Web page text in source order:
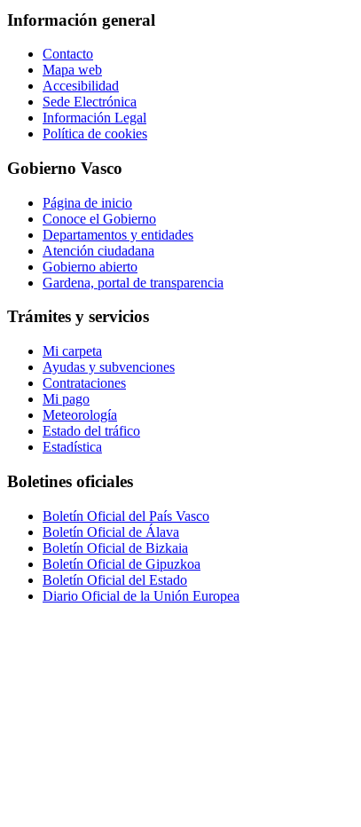
Información general
Contacto
Mapa web
Accesibilidad
Sede Electrónica
Información Legal
Política de cookies
Gobierno Vasco
Página de inicio
Conoce el Gobierno
Departamentos y entidades
Atención ciudadana
Gobierno abierto
Gardena, portal de transparencia
Trámites y servicios
Mi carpeta
Ayudas y subvenciones
Contrataciones
Mi pago
Meteorología
Estado del tráfico
Estadística
Boletines oficiales
Boletín Oficial del País Vasco
Boletín Oficial de Álava
Boletín Oficial de Bizkaia
Boletín Oficial de Gipuzkoa
Boletín Oficial del Estado
Diario Oficial de la Unión Europea